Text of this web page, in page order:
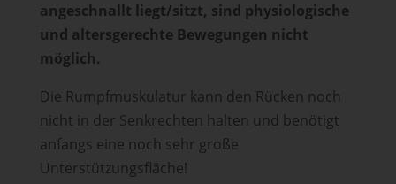
angeschnallt liegt/sitzt, sind physiologische
und altersgerechte Bewegungen nicht
möglich.
Die Rumpfmuskulatur kann den Rücken noch
nicht in der Senkrechten halten und benötigt
anfangs eine noch sehr große
Unterstützungsfläche!